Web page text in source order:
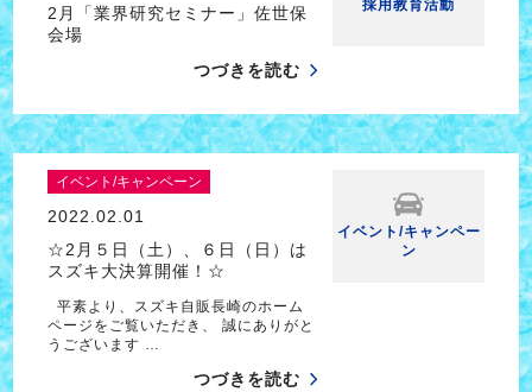
2月「業界研究セミナー」佐世保
会場
つづきを読む
採用教育活動
イベント/キャンペーン
2022.02.01
☆2月５日（土）、６日（日）は
スズキ大決算開催！☆
平素より、スズキ自販長崎のホーム
ページをご覧いただき、 誠にありがと
うございます …
つづきを読む
イベント/キャンペー
ン